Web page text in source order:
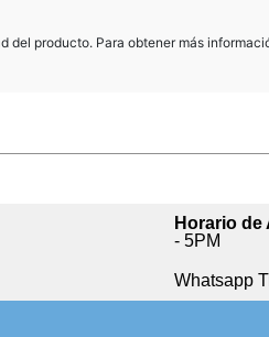
producto. Para obtener más
Horario de
- 5PM
Whatsapp